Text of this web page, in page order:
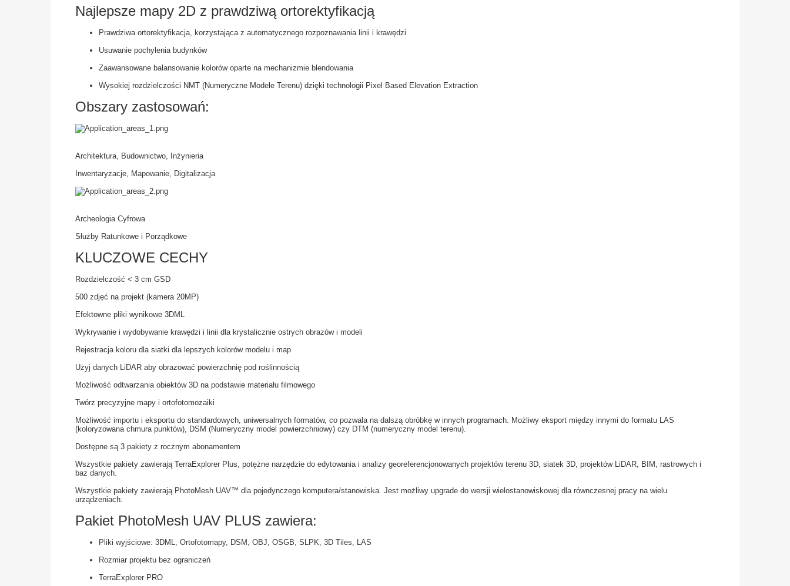
Najlepsze mapy 2D z prawdziwą ortorektyfikacją
Prawdziwa ortorektyfikacja, korzystająca z automatycznego rozpoznawania linii i krawędzi
Usuwanie pochylenia budynków
Zaawansowane balansowanie kolorów oparte na mechanizmie blendowania
Wysokiej rozdzielczości NMT (Numeryczne Modele Terenu) dzięki technologii Pixel Based Elevation Extraction
Obszary zastosowań:
Architektura, Budownictwo, Inżynieria
Inwentaryzacje, Mapowanie, Digitalizacja
Archeologia Cyfrowa
Służby Ratunkowe i Porządkowe
KLUCZOWE CECHY
Rozdzielczość < 3 cm GSD
500 zdjęć na projekt (kamera 20MP)
Efektowne pliki wynikowe 3DML
Wykrywanie i wydobywanie krawędzi i linii dla krystalicznie ostrych obrazów i modeli
Rejestracja koloru dla siatki dla lepszych kolorów modelu i map
Użyj danych LiDAR aby obrazować powierzchnię pod roślinnością
Możliwość odtwarzania obiektów 3D na podstawie materiału filmowego
Twórz precyzyjne mapy i ortofotomozaiki
Możliwość importu i eksportu do standardowych, uniwersalnych formatów, co pozwala na dalszą obróbkę w innych programach. Możliwy eksport między innymi do formatu LAS
(koloryzowana chmura punktów), DSM (Numeryczny model powierzchniowy) czy DTM (numeryczny model terenu).
Dostępne są 3 pakiety z rocznym abonamentem
Wszystkie pakiety zawierają TerraExplorer Plus, potężne narzędzie do edytowania i analizy georeferencjonowanych projektów terenu 3D, siatek 3D, projektów LiDAR, BIM, rastrowych i
baz danych.
Wszystkie pakiety zawierają PhotoMesh UAV™ dla pojedynczego komputera/stanowiska. Jest możliwy upgrade do wersji wielostanowiskowej dla równczesnej pracy na wielu
urządzeniach.
Pakiet PhotoMesh UAV PLUS zawiera:
Pliki wyjściowe: 3DML, Ortofotomapy, DSM, OBJ, OSGB, SLPK, 3D Tiles, LAS
Rozmiar projektu bez ograniczeń
TerraExplorer PRO